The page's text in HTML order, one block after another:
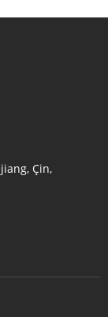
Çin,